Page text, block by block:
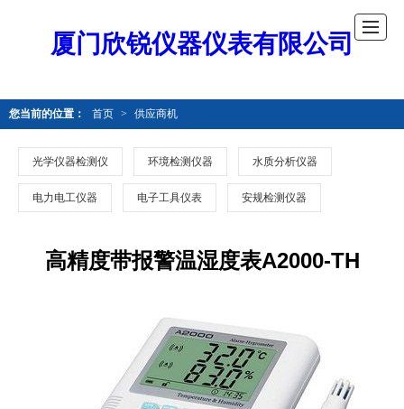
厦门欣锐仪器仪表有限公司
您当前的位置： 首页 > 供应商机
光学仪器检测仪 环境检测仪器 水质分析仪器
电力电工仪器 电子工具仪表 安规检测仪器
高精度带报警温湿度表A2000-TH